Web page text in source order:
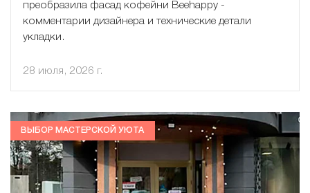
преобразила фасад кофейни Beehappy -
комментарии дизайнера и технические детали
укладки.
28 июля, 2026 г.
ВЫБОР МАСТЕРСКОЙ УЮТА